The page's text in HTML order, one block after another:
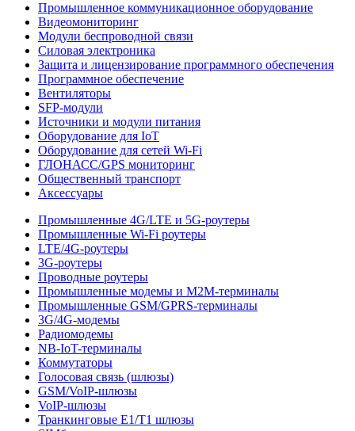
Промышленное коммуникационное оборудование
Видеомониторинг
Модули беспроводной связи
Силовая электроника
Защита и лицензирование программного обеспечения
Программное обеспечение
Вентиляторы
SFP-модули
Источники и модули питания
Оборудование для IoT
Оборудование для сетей Wi-Fi
ГЛОНАСС/GPS мониторинг
Общественный транспорт
Аксессуары
Промышленные 4G/LTE и 5G-роутеры
Промышленные Wi-Fi роутеры
LTE/4G-роутеры
3G-роутеры
Проводные роутеры
Промышленные модемы и M2M-терминалы
Промышленные GSM/GPRS-терминалы
3G/4G-модемы
Радиомодемы
NB-IoT-терминалы
Коммутаторы
Голосовая связь (шлюзы)
GSM/VoIP-шлюзы
VoIP-шлюзы
Транкинговые E1/T1 шлюзы